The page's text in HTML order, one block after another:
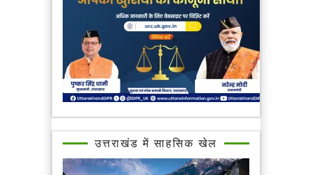
उत्तराखंड में साहसिक खेल